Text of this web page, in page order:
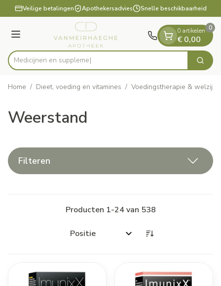
Ga naar de inhoud
1 van 1
Veilige betalingen Apothekersadvies Snelle beschikbaarheid
Menu
Product, merk, categorie...
M Zoek
0 artikelen
€ 0,00
0
Home / Dieet, voeding en vitamines / Voedingstherapie & welzijn
Weerstand
Filteren
Producten 1-24van 538
Sorteer op: